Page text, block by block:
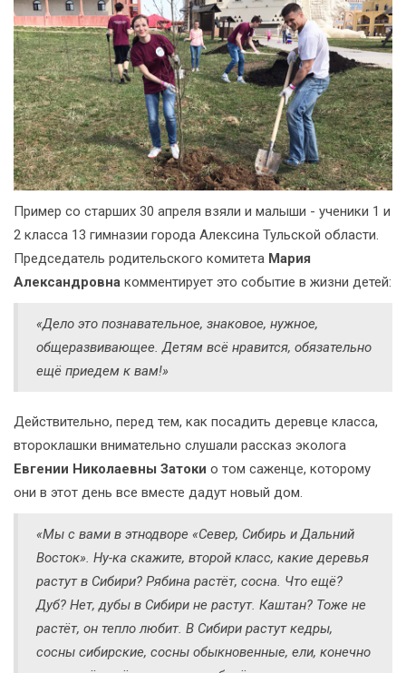
Пример со старших 30 апреля взяли и малыши - ученики 1 и
2 класса 13 гимназии города Алексина Тульской области.
Председатель родительского комитета Мария
Александровна комментирует это событие в жизни детей:
«Дело это познавательное, знаковое, нужное,
общеразвивающее. Детям всё нравится, обязательно
ещё приедем к вам!»
Действительно, перед тем, как посадить деревце класса,
второклашки внимательно слушали рассказ эколога
Евгении Николаевны Затоки о том саженце, которому
они в этот день все вместе дадут новый дом.
«Мы с вами в этнодворе «Север, Сибирь и Дальний
Восток». Ну-ка скажите, второй класс, какие деревья
растут в Сибири? Рябина растёт, сосна. Что ещё?
Дуб? Нет, дубы в Сибири не растут. Каштан? Тоже не
растёт, он тепло любит. В Сибири растут кедры,
сосны сибирские, сосны обыкновенные, ели, конечно